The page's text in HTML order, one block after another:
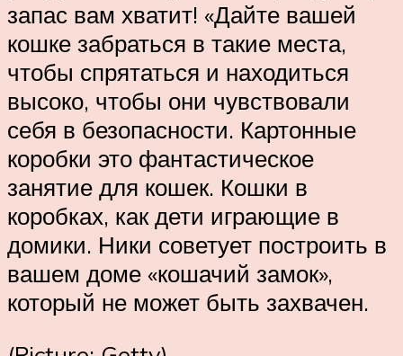
запас вам хватит! «Дайте вашей
кошке забраться в такие места,
чтобы спрятаться и находиться
высоко, чтобы они чувствовали
себя в безопасности. Картонные
коробки это фантастическое
занятие для кошек. Кошки в
коробках, как дети играющие в
домики. Ники советует построить в
вашем доме «кошачий замок»,
который не может быть захвачен.